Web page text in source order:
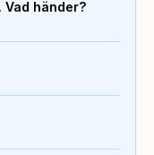
Vad händer?